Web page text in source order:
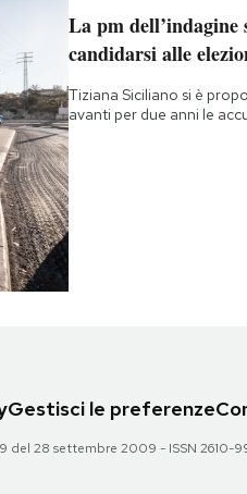
La pm
candidarsi alle
Tiziana Siciliano si è
avanti per due anni le
Gestisci le preferenze
del 28 settembre 2009 - ISSN 2610-